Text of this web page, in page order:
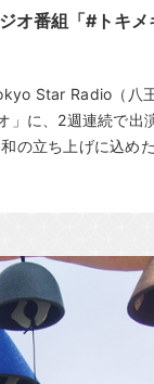
ジオ番組「#トキ
Star Radio（八
」に、2週連続で出
の立ち上げに込め